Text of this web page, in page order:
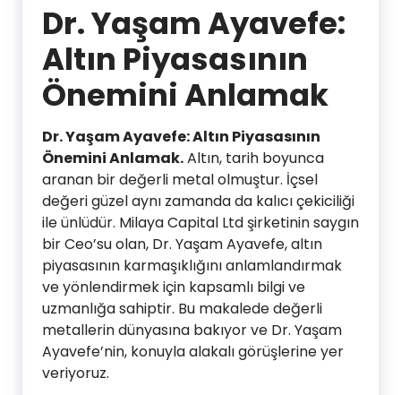
Dr. Yaşam Ayavefe:
Altın Piyasasının
Önemini Anlamak
Dr. Yaşam Ayavefe: Altın Piyasasının
Önemini Anlamak.Altın, tarih boyunca
aranan bir değerli metal olmuştur. İçsel
değeri güzel aynı zamanda da kalıcı çekiciliği
ile ünlüdür. Milaya Capital Ltd şirketinin saygın
bir Ceo’su olan, Dr. Yaşam Ayavefe, altın
piyasasının karmaşıklığını anlamlandırmak
ve yönlendirmek için kapsamlı bilgi ve
uzmanlığa sahiptir. Bu makalede değerli
metallerin dünyasına bakıyor ve Dr. Yaşam
Ayavefe’nin, konuyla alakalı görüşlerine yer
veriyoruz.